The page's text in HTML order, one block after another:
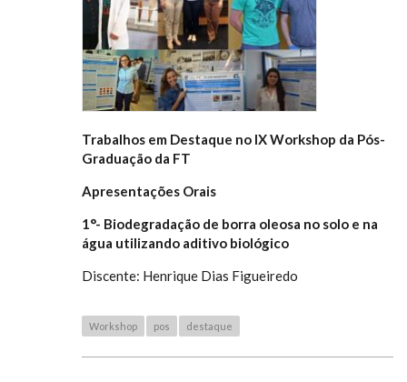
Trabalhos em Destaque no IX Workshop da Pós-
Graduação da FT
Apresentações Orais
1°- Biodegradação de borra oleosa no solo e na
água utilizando aditivo biológico
Discente: Henrique Dias Figueiredo
Workshop pos destaque